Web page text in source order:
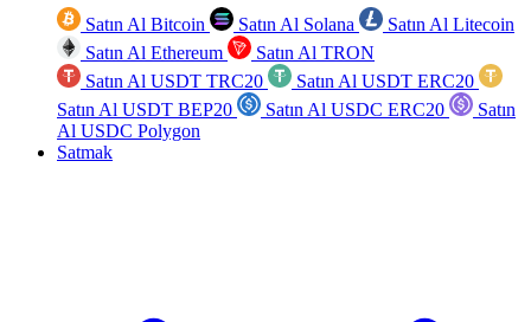
Satın Al Bitcoin Satın Al Solana
Satın Al Litecoin
Satın Al Ethereum
Satın Al TRON
Satın Al USDT TRC20
Satın Al USDT ERC20
Satın Al USDT BEP20
Satın Al USDC ERC20
Satın
Al USDC Polygon
Satmak